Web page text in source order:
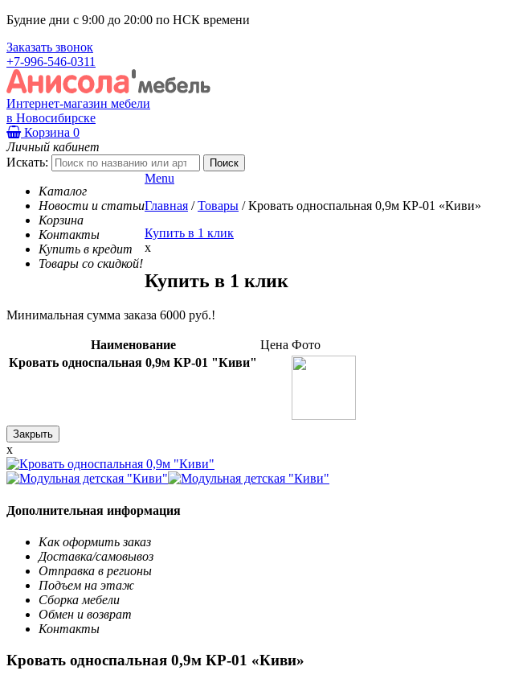
Будние дни с 9:00 до 20:00 по НСК времени
Заказать звонок
+7-996-546-0311
Интернет-магазин мебели
в Новосибирске
Корзина 0
Личный кабинет
Искать:
Каталог
Новости и статьи
Корзина
Контакты
Купить в кредит
Товары со скидкой!
Menu
Главная / Товары / Кровать односпальная 0,9м КР-01 «Киви»
Купить в 1 клик
x
Купить в 1 клик
Минимальная сумма заказа 6000 руб.!
Наименование Цена Фото
Кровать односпальная 0,9м КР-01 "Киви"
Закрыть
x
Дополнительная информация
Как оформить заказ
Доставка/самовывоз
Отправка в регионы
Подъем на этаж
Сборка мебели
Обмен и возврат
Контакты
Кровать односпальная 0,9м КР-01 «Киви»